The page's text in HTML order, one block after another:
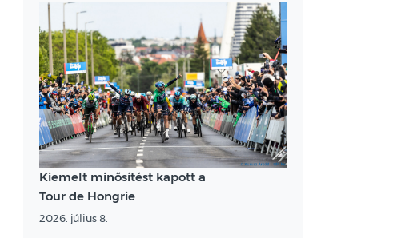
Kiemelt minősítést kapott a
Tour de Hongrie
2026. július 8.